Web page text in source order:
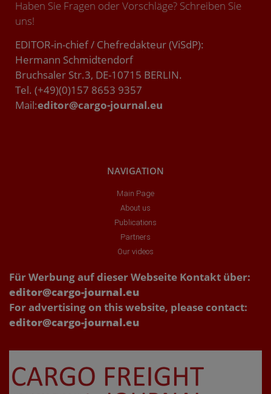
Haben Sie Fragen oder Vorschläge? Schreiben Sie
uns!
EDITOR-in-chief / Chefredakteur (ViSdP):
Hermann Schmidtendorf
Bruchsaler Str.3, DE-10715 BERLIN.
Tel. (+49)(0)157 8653 9357
Mail:editor@cargo-journal.eu
NAVIGATION
Main Page
About us
Publications
Partners
Our videos
Für Werbung auf dieser Webseite Kontakt über:
editor@cargo-journal.eu
For advertising on this website, please contact:
editor@cargo-journal.eu